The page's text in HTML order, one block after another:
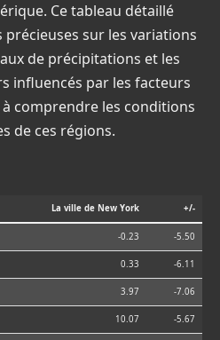
Ce tableau détaillé
sur les variations
de précipitations et les
influencés par les facteurs
comprendre les conditions
de ces régions.
La ville de New York +/-
-0.23 -5.50
0.33 -6.11
3.97 -7.06
10.07 -5.67